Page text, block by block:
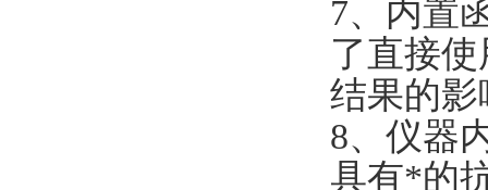
7、内置
了直接
结果的影
8、仪器
具有*的